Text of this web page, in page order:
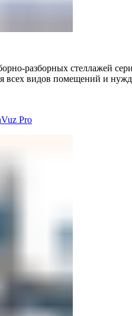
разборных стеллажей
всех видов помещений и
Pro